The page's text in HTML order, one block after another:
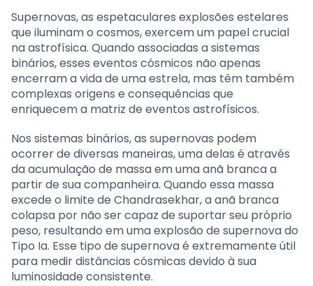
Supernovas, as espetaculares explosões estelares
que iluminam o cosmos, exercem um papel crucial
na astrofísica. Quando associadas a sistemas
binários, esses eventos cósmicos não apenas
encerram a vida de uma estrela, mas têm também
complexas origens e consequências que
enriquecem a matriz de eventos astrofísicos.
Nos sistemas binários, as supernovas podem
ocorrer de diversas maneiras, uma delas é através
da acumulação de massa em uma anã branca a
partir de sua companheira. Quando essa massa
excede o limite de Chandrasekhar, a anã branca
colapsa por não ser capaz de suportar seu próprio
peso, resultando em uma explosão de supernova do
Tipo Ia. Esse tipo de supernova é extremamente útil
para medir distâncias cósmicas devido à sua
luminosidade consistente.